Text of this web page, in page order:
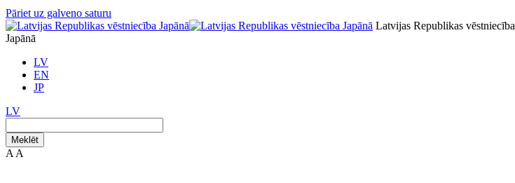
Pāriet uz galveno saturu
Latvijas Republikas vēstniecība
Japānā
LV
EN
JP
LV
Meklēt
A A